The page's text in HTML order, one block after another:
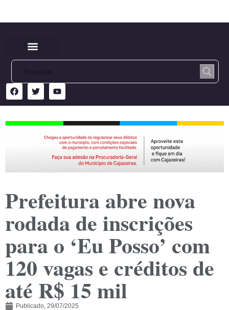
Prefeitura abre nova
rodada de inscrições
para o ‘Eu Posso’ com
120 vagas e créditos de
até R$ 15 mil
Publicado, 29/07/2025